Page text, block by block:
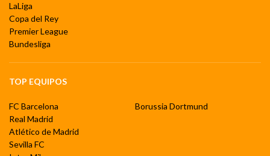
LaLiga
Copa del Rey
Premier League
Bundesliga
TOP EQUIPOS
FC Barcelona
Real Madrid
Atlético de Madrid
Sevilla FC
Borussia Dortmund